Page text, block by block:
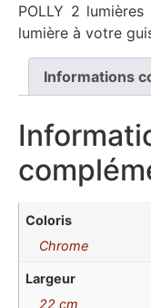
POLLY 2
lumière à votre
Informations
Coloris
Chrome
Largeur
22 cm